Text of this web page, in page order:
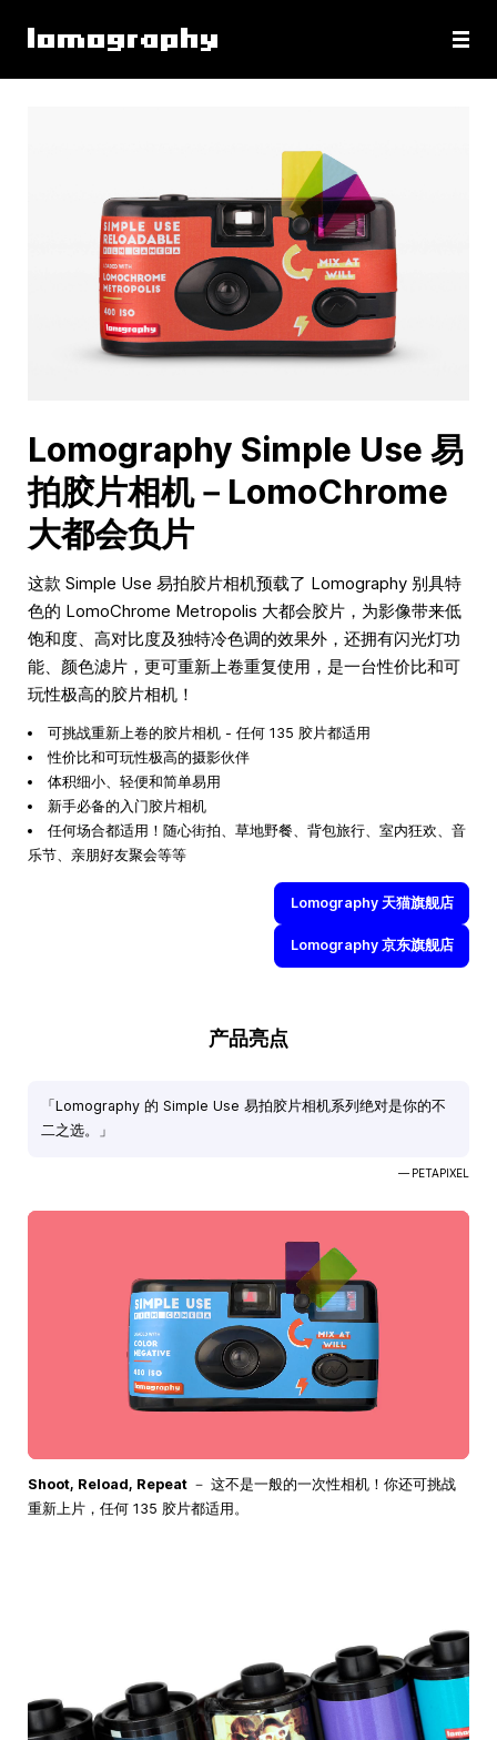
Lomography Simple Use 易
拍胶片相机－LomoChrome
大都会负片
这款 Simple Use 易拍胶片相机预载了 Lomography 别具特
色的 LomoChrome Metropolis 大都会胶片，为影像带来低
饱和度、高对比度及独特冷色调的效果外，还拥有闪光灯功
能、颜色滤片，更可重新上卷重复使用，是一台性价比和可
玩性极高的胶片相机！
可挑战重新上卷的胶片相机 - 任何 135 胶片都适用
性价比和可玩性极高的摄影伙伴
体积细小、轻便和简单易用
新手必备的入门胶片相机
任何场合都适用！随心街拍、草地野餐、背包旅行、室内狂欢、音
乐节、亲朋好友聚会等等
Lomography 天猫旗舰店
Lomography 京东旗舰店
产品亮点
「Lomography 的 Simple Use 易拍胶片相机系列绝对是你的不
二之选。」
— PETAPIXEL
Shoot, Reload, Repeat － 这不是一般的一次性相机！你还可挑战
重新上片，任何 135 胶片都适用。